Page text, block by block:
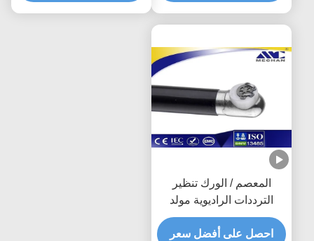
المعصم / الورك تنظير
الترددات الراديوية مولد
البلازما ثنائي القطب
التحقيق مع القطب
احصل على أفضل سعر